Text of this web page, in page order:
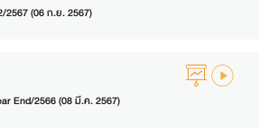
2567 (06 ก.ย. 2567)
End/2566 (08 มี.ค. 2567)